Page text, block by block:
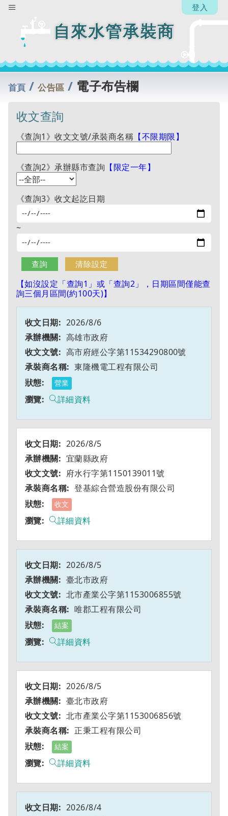
自來水管承裝商
登入
首頁 /公告區 / 電子布告欄
收文查詢
《查詢1》收文文號/承裝商名稱 【不限期限】
《查詢2》承辦縣市查詢 【限定一年】
《查詢3》收文起訖日期
~
【如沒設定「查詢1」或「查詢2」，日期區間僅能查
詢三個月區間(約100天)】
2026/8/6
高雄市政府
高市府經公字第11534290800號
東隆機電工程有限公司
營業
詳細資料
2026/8/5
宜蘭縣政府
府水行字第1150139011號
登基綜合營造股份有限公司
收文
詳細資料
2026/8/5
臺北市政府
北市產業公字第1153006855號
唯郡工程有限公司
結案
詳細資料
2026/8/5
臺北市政府
北市產業公字第1153006856號
正秉工程有限公司
結案
詳細資料
2026/8/4